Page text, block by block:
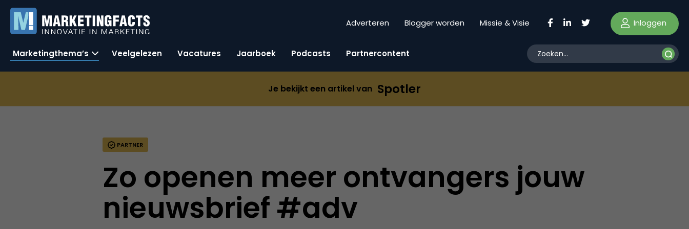
Adverteren Blogger worden Missie & Visie Inloggen
Marketingthema’s Veelgelezen Vacatures Jaarboek Podcasts Partnercontent
Je bekijkt een artikel van Spotler
PARTNER
Zo openen meer ontvangers jouw
nieuwsbrief #adv